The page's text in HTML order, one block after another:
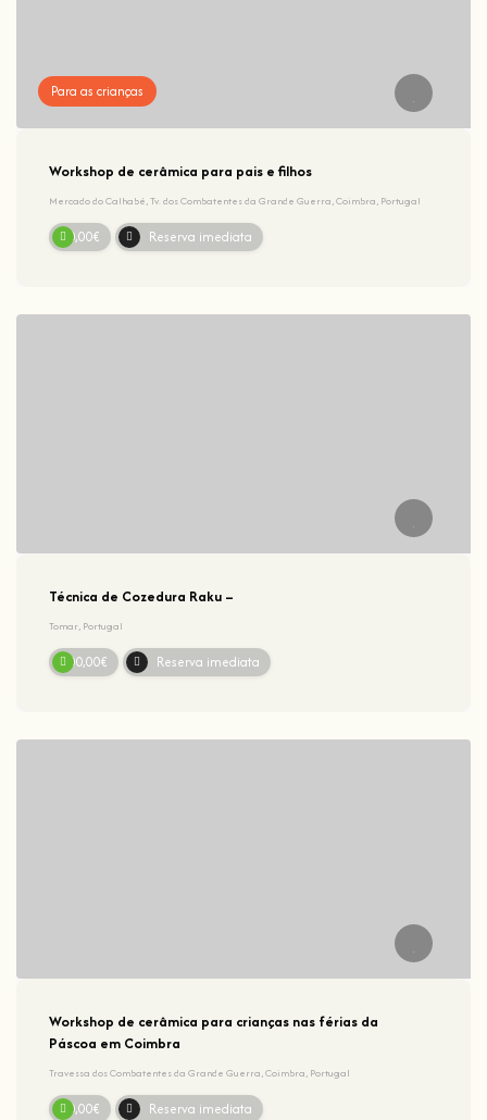
Para as crianças
Workshop de cerâmica para pais e filhos
Mercado do Calhabé, Tv. dos Combatentes da Grande Guerra, Coimbra, Portugal
30,00€ Reserva imediata
Técnica de Cozedura Raku –
Tomar, Portugal
100,00€ Reserva imediata
Workshop de cerâmica para crianças nas férias da
Páscoa em Coimbra
Travessa dos Combatentes da Grande Guerra, Coimbra, Portugal
20,00€ Reserva imediata